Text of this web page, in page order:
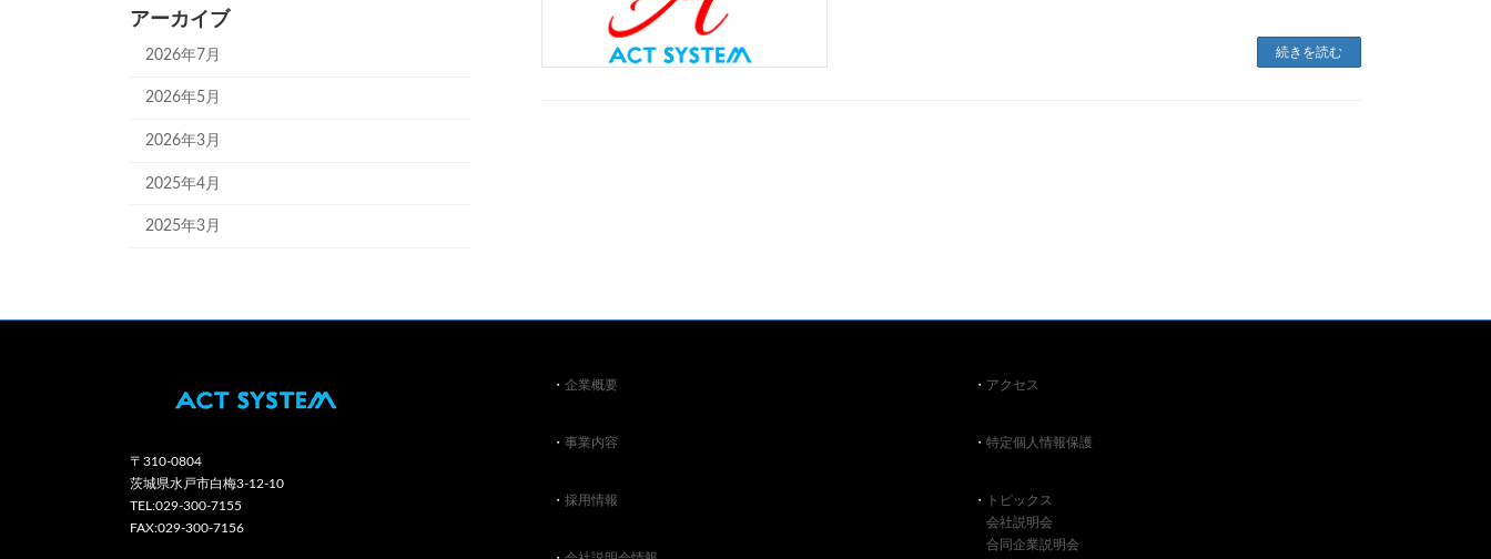
続きを読む
アーカイブ
2026年7月
2026年5月
2026年3月
2025年4月
2025年3月
〒310-0804
茨城県水戸市白梅3-12-10
TEL:029-300-7155
FAX:029-300-7156
・ 企業概要
・ 事業内容
・ 採用情報
・ アクセス
・ 特定個人情報保護
・
トピックス
会社説明会
合同企業説明会